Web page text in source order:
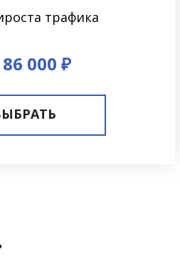
трафика
000 ₽